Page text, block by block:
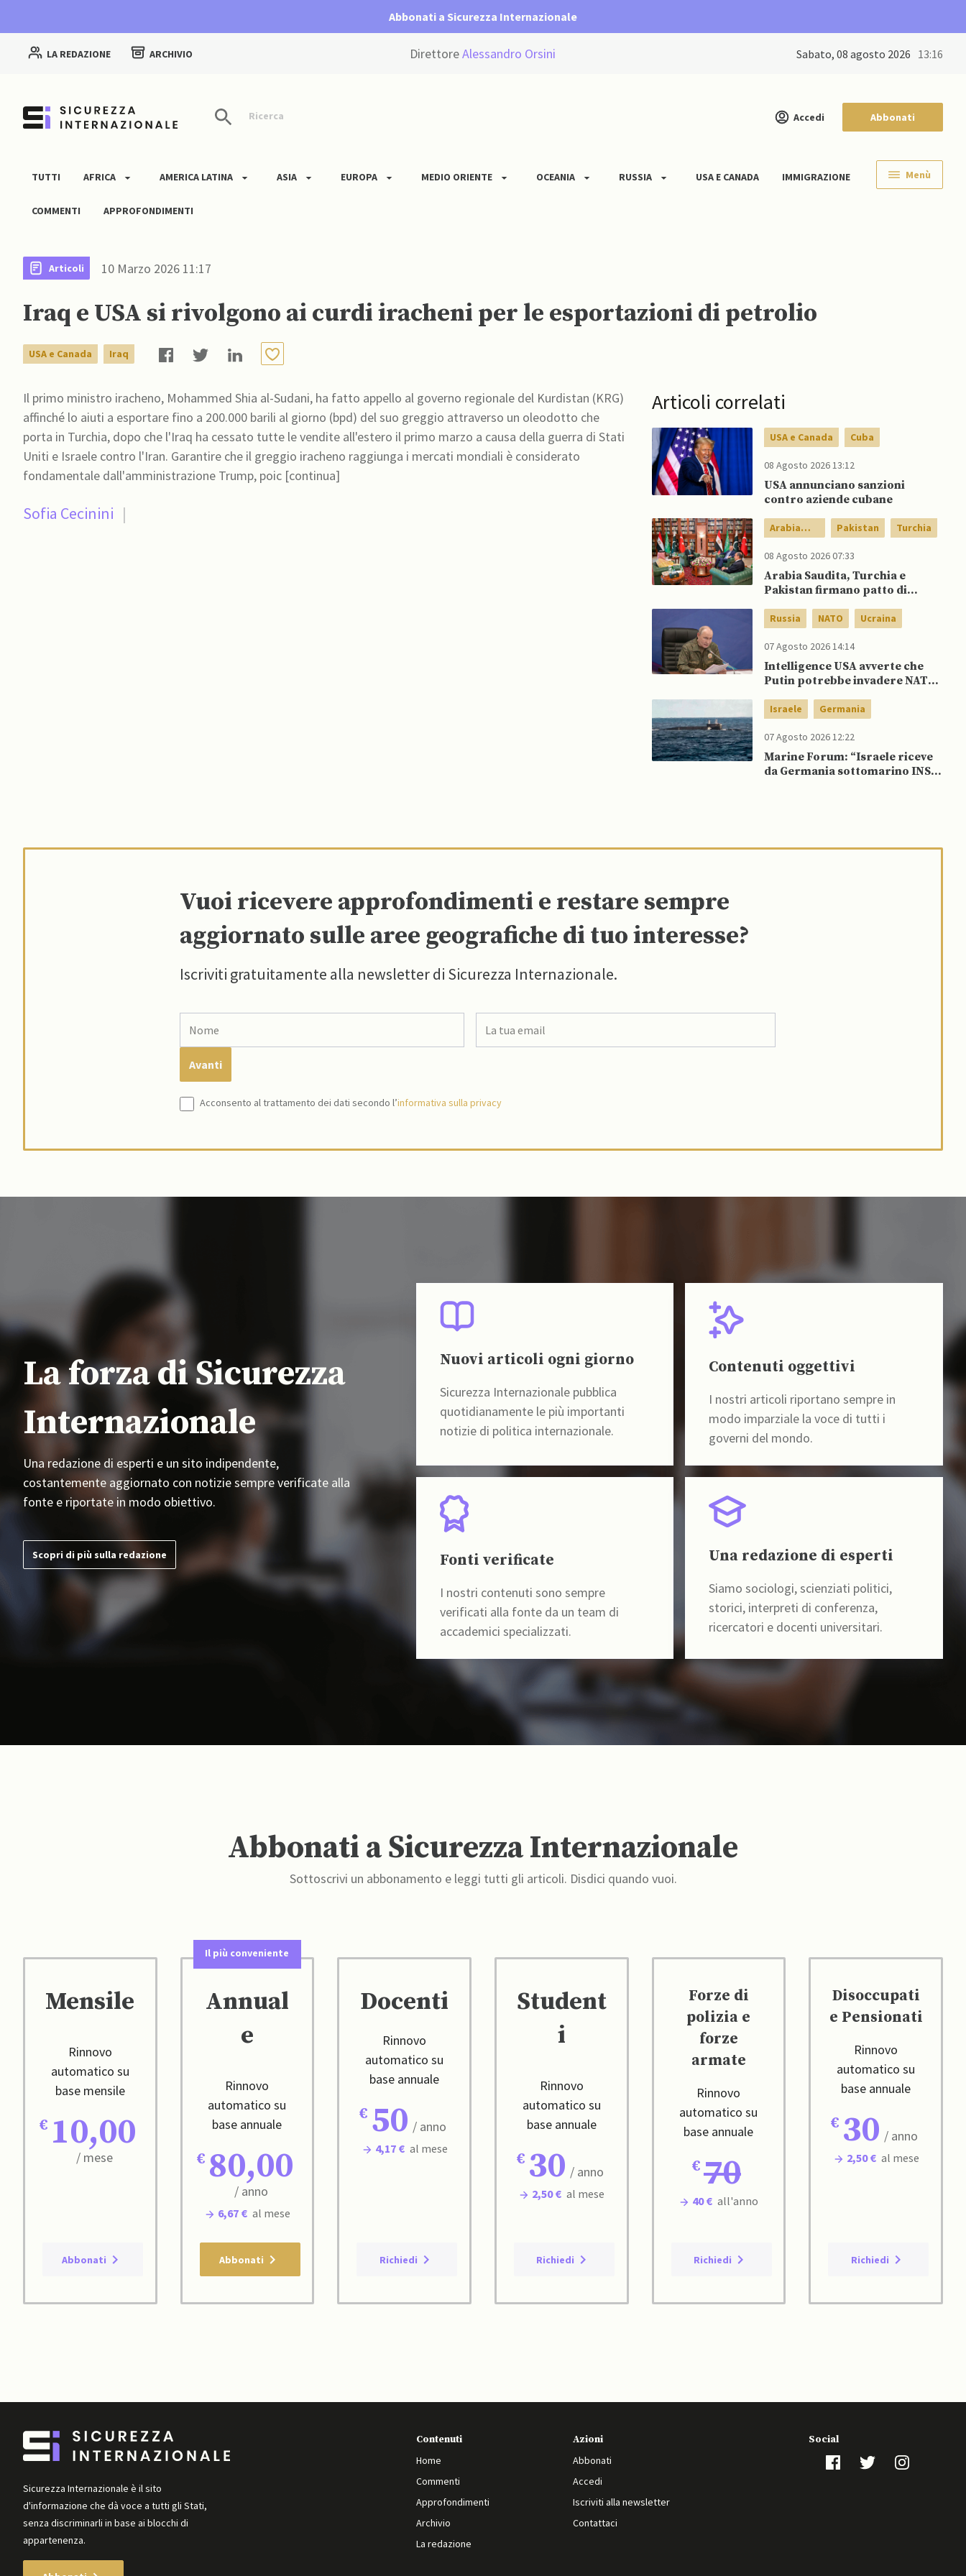
Abbonati a Sicurezza Internazionale
LA REDAZIONE ARCHIVIO DirettoreAlessandro Orsini sabato, 08 agosto 2026 13:16
Ricerca Accedi Abbonati
TUTTI AFRICA AMERICA LATINA ASIA EUROPA MEDIO ORIENTE OCEANIA RUSSIA USA E CANADA IMMIGRAZIONE
COMMENTI APPROFONDIMENTI
Menù
Articoli 10 Marzo 2026 11:17
Iraq e USA si rivolgono ai curdi iracheni per le esportazioni di petrolio
USA e Canada Iraq
Il primo ministro iracheno, Mohammed Shia al-Sudani, ha fatto appello al governo regionale del Kurdistan (KRG)
affinché lo aiuti a esportare fino a 200.000 barili al giorno (bpd) del suo greggio attraverso un oleodotto che
porta in Turchia, dopo che l'Iraq ha cessato tutte le vendite all'estero il primo marzo a causa della guerra di Stati
Uniti e Israele contro l'Iran. Garantire che il greggio iracheno raggiunga i mercati mondiali è considerato
fondamentale dall'amministrazione Trump, poic [continua]
Sofia Cecinini |
Articoli correlati
USA e Canada Cuba
08 Agosto 2026 13:12
USA annunciano sanzioni
contro aziende cubane
Arabia
Saudita
Pakistan Turchia
08 Agosto 2026 07:33
Arabia Saudita, Turchia e
Pakistan firmano patto di
Russia NATO Ucraina
07 Agosto 2026 14:14
Intelligence USA avverte che
Putin potrebbe invadere NATO
Ucraina
Israele Germania
07 Agosto 2026 12:22
Marine Forum: “Israele riceve
da Germania sottomarino INS
Vuoi ricevere approfondimenti e restare sempre
aggiornato sulle aree geografiche di tuo interesse?
Iscriviti gratuitamente alla newsletter di Sicurezza Internazionale.
Acconsento al trattamento dei dati secondo l’informativa sulla privacy
La forza di Sicurezza
Internazionale
Una redazione di esperti e un sito indipendente,
costantemente aggiornato con notizie sempre verificate alla
fonte e riportate in modo obiettivo.
Scopri di più sulla redazione
Nuovi articoli ogni giorno
Sicurezza Internazionale pubblica
quotidianamente le più importanti
notizie di politica internazionale.
Contenuti oggettivi
I nostri articoli riportano sempre in
modo imparziale la voce di tutti i
governi del mondo.
Fonti verificate
I nostri contenuti sono sempre
verificati alla fonte da un team di
accademici specializzati.
Una redazione di esperti
Siamo sociologi, scienziati politici,
storici, interpreti di conferenza,
ricercatori e docenti universitari.
Abbonati a Sicurezza Internazionale
Sottoscrivi un abbonamento e leggi tutti gli articoli. Disdici quando vuoi.
Mensile
Rinnovo
automatico su
base mensile
10,00
/ mese
Abbonati
Il più conveniente
Annual
e
Rinnovo
automatico su
base annuale
80,00
/ anno
6,67 € al mese
Abbonati
Docenti
Rinnovo
automatico su
base annuale
50 / anno
4,17 € al mese
Richiedi
Student
i
Rinnovo
automatico su
base annuale
30 / anno
2,50 € al mese
Richiedi
Forze di
polizia e
forze
armate
Rinnovo
automatico su
base annuale
70
40 € all'anno
Richiedi
Disoccupati
e Pensionati
Rinnovo
automatico su
base annuale
30 / anno
2,50 € al mese
Richiedi
Sicurezza Internazionale è il sito
d'informazione che dà voce a tutti gli Stati,
senza discriminarli in base ai blocchi di
appartenenza.
Contenuti
Home
Commenti
Approfondimenti
Archivio
La redazione
Azioni
Abbonati
Accedi
Iscriviti alla newsletter
Contattaci
Social